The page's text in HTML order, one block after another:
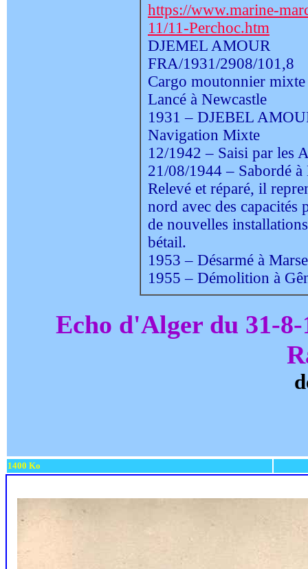
https://www.marine-
11/11-Perchoc.htm
DJEMEL AMOUR
FRA/1931/2908/101,8
Cargo moutonnier mixte
Lancé à Newcastle
1931 – DJEBEL
Navigation Mixte
12/1942 – Saisi par les
21/08/1944 – Sabordé à
Relevé et réparé, il
nord avec des capacités
de nouvelles
bétail.
1953 – Désarmé à
1955 – Démolition à
Echo d'Alger du 31-
1400 Ko